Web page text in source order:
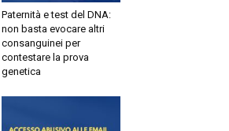
Paternità e test del DNA:
non basta evocare altri
consanguinei per
contestare la prova
genetica